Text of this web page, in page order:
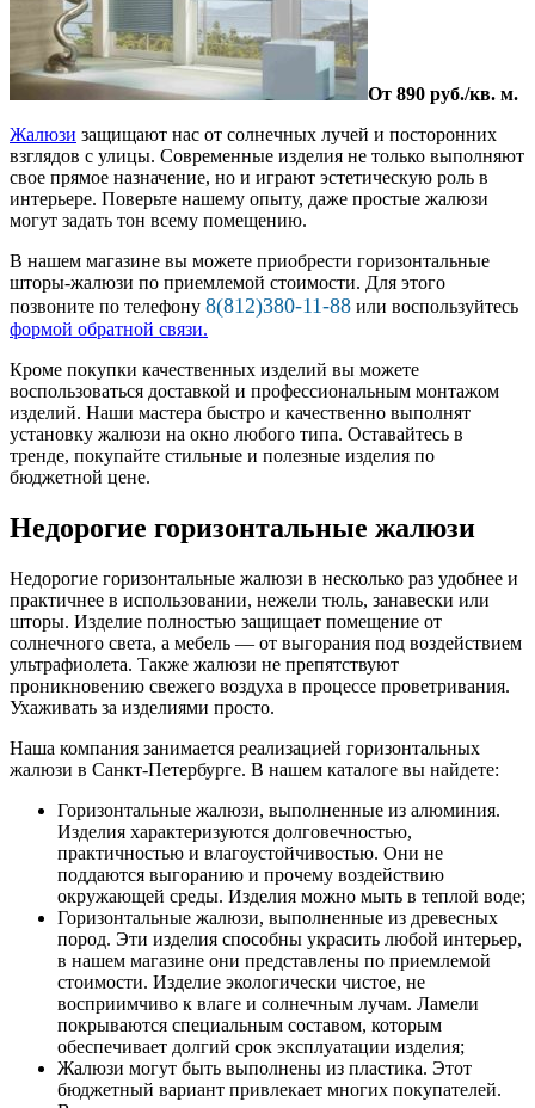
От 890 руб./кв. м.
Жалюзи защищают нас от солнечных лучей и посторонних
взглядов с улицы. Современные изделия не только выполняют
свое прямое назначение, но и играют эстетическую роль в
интерьере. Поверьте нашему опыту, даже простые жалюзи
могут задать тон всему помещению.
В нашем магазине вы можете приобрести горизонтальные
шторы-жалюзи по приемлемой стоимости. Для этого
позвоните по телефону 8(812)380-11-88 или воспользуйтесь
формой обратной связи.
Кроме покупки качественных изделий вы можете
воспользоваться доставкой и профессиональным монтажом
изделий. Наши мастера быстро и качественно выполнят
установку жалюзи на окно любого типа. Оставайтесь в
тренде, покупайте стильные и полезные изделия по
бюджетной цене.
Недорогие горизонтальные жалюзи
Недорогие горизонтальные жалюзи в несколько раз удобнее и
практичнее в использовании, нежели тюль, занавески или
шторы. Изделие полностью защищает помещение от
солнечного света, а мебель — от выгорания под воздействием
ультрафиолета. Также жалюзи не препятствуют
проникновению свежего воздуха в процессе проветривания.
Ухаживать за изделиями просто.
Наша компания занимается реализацией горизонтальных
жалюзи в Санкт-Петербурге. В нашем каталоге вы найдете:
Горизонтальные жалюзи, выполненные из алюминия.
Изделия характеризуются долговечностью,
практичностью и влагоустойчивостью. Они не
поддаются выгоранию и прочему воздействию
окружающей среды. Изделия можно мыть в теплой воде;
Горизонтальные жалюзи, выполненные из древесных
пород. Эти изделия способны украсить любой интерьер,
в нашем магазине они представлены по приемлемой
стоимости. Изделие экологически чистое, не
восприимчиво к влаге и солнечным лучам. Ламели
покрываются специальным составом, которым
обеспечивает долгий срок эксплуатации изделия;
Жалюзи могут быть выполнены из пластика. Этот
бюджетный вариант привлекает многих покупателей.